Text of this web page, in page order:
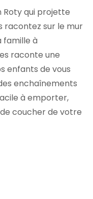
Roty qui projette
racontez sur le mur
famille à
raconte une
enfants de vous
enchaînements
à emporter,
coucher de votre